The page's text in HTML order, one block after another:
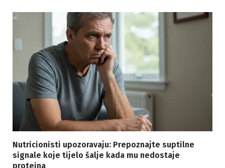
Nutricionisti upozoravaju: Prepoznajte suptilne
signale koje tijelo šalje kada mu nedostaje
proteina